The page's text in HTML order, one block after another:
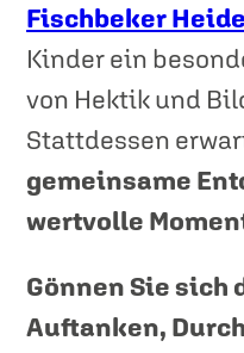
Fischbeker Heide
Kinder ein
von Hektik und
Stattdessen
gemeinsame
wertvolle
Gönnen Sie sich
Auftanken,